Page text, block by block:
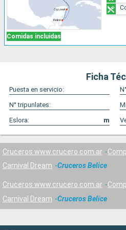
Comidas incluidas
Ficha
Puesta en servicio:
N° tripunlates:
Eslora:
m
Cruceros www.crucero.com.ar
Carnival Dream
Cruceros Belice
Cruceros www.crucero.com.ar
Carnival Dream
Cruceros Belice